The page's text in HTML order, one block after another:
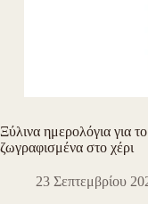
Ξύλινα ημερολόγια για
ζωγραφισμένα στο χέρι
23 Σεπτεμβρίου